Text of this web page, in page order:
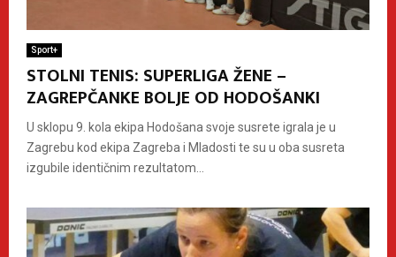
Sport+
STOLNI TENIS: SUPERLIGA ŽENE –
ZAGREPČANKE BOLJE OD HODOŠANKI
U sklopu 9. kola ekipa Hodošana svoje susrete igrala je u
Zagrebu kod ekipa Zagreba i Mladosti te su u oba susreta
izgubile identičnim rezultatom...